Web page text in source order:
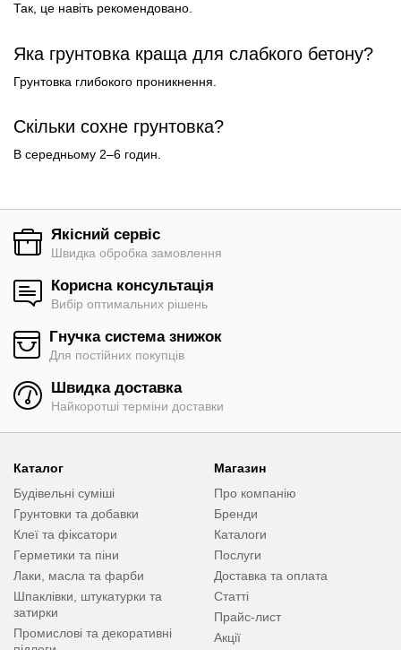
Так, це навіть рекомендовано.
Яка грунтовка краща для слабкого бетону?
Грунтовка глибокого проникнення.
Скільки сохне грунтовка?
В середньому 2–6 годин.
Якісний сервіс
Швидка обробка замовлення
Корисна консультація
Вибір оптимальних рішень
Гнучка система знижок
Для постійних покупців
Швидка доставка
Найкоротші терміни доставки
Каталог
Будівельні суміші
Грунтовки та добавки
Клеї та фіксатори
Герметики та піни
Лаки, масла та фарби
Шпаклівки, штукатурки та
затирки
Промислові та декоративні
Магазин
Про компанію
Бренди
Каталоги
Послуги
Доставка та оплата
Статті
Прайс-лист
Акції